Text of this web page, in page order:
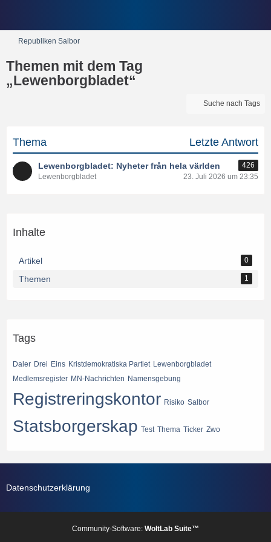
Republiken Salbor
Themen mit dem Tag
„Lewenborgbladet“
Suche nach Tags
Thema Letzte Antwort
Lewenborgbladet: Nyheter från hela världen
426
Lewenborgbladet
23. Juli 2026 um 23:35
Inhalte
Artikel 0
Themen 1
Tags
Daler Drei Eins Kristdemokratiska Partiet Lewenborgbladet
Medlemsregister MN-Nachrichten Namensgebung
Registreringskontor Risiko Salbor
Statsborgerskap Test Thema Ticker Zwo
Datenschutzerklärung
Community-Software: WoltLab Suite™